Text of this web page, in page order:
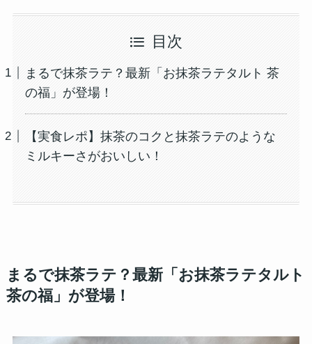
目次
まるで抹茶ラテ？最新「お抹茶ラテタルト 茶
の福」が登場！
【実食レポ】抹茶のコクと抹茶ラテのような
ミルキーさがおいしい！
まるで抹茶ラテ？最新「お抹茶ラテタルト
茶の福」が登場！